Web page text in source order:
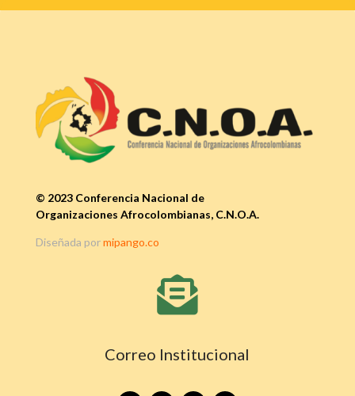
© 2023 Conferencia Nacional de
Organizaciones Afrocolombianas, C.N.O.A.
Diseñada pormipango.co

Correo Institucional